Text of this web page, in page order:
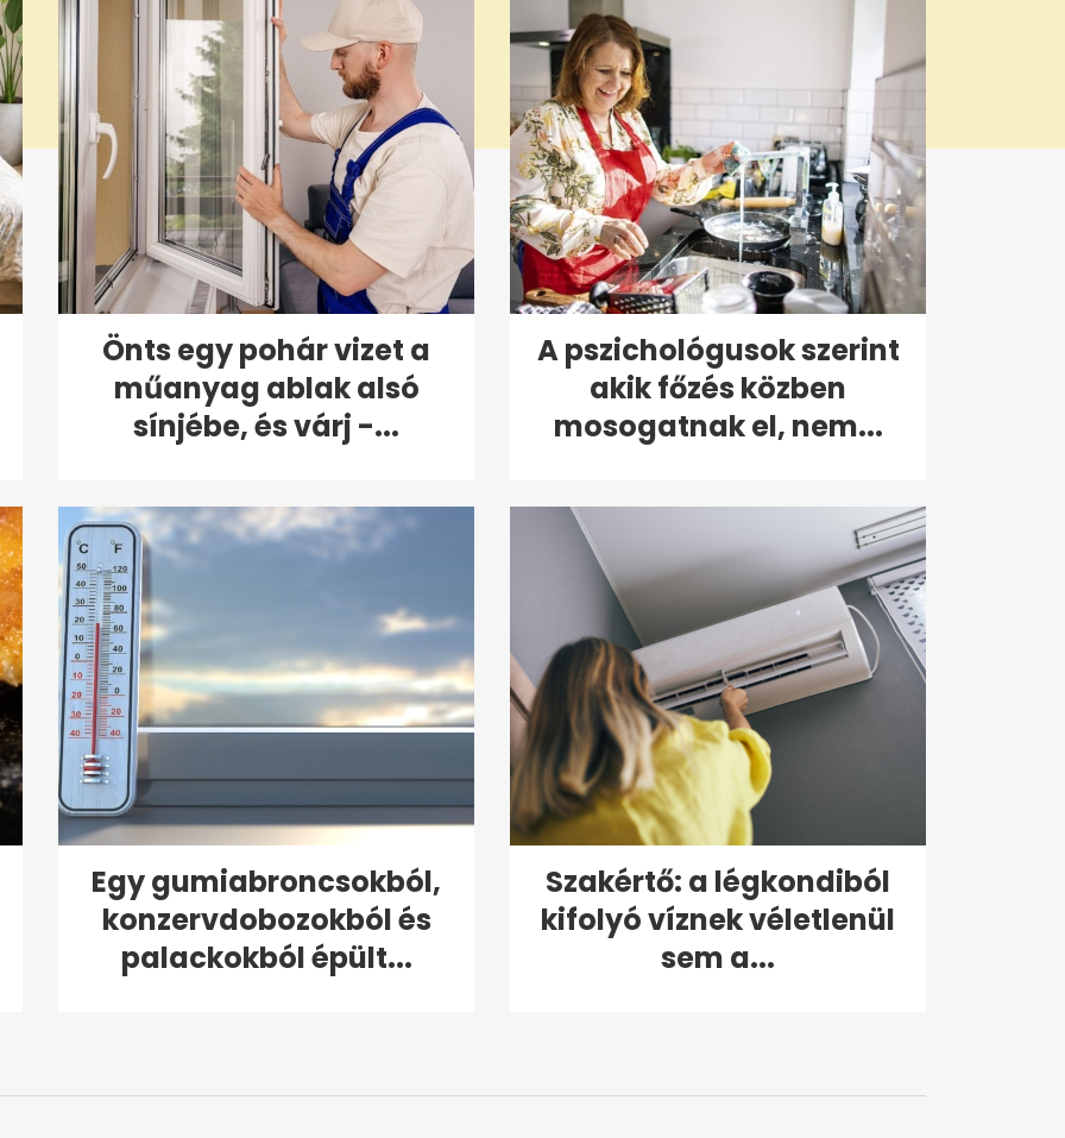
Önts egy pohár vizet a
műanyag ablak alsó
sínjébe, és várj -...
A pszichológusok szerint
akik főzés közben
mosogatnak el, nem...
Egy gumiabroncsokból,
konzervdobozokból és
palackokból épült...
Szakértő: a légkondiból
kifolyó víznek véletlenül
sem a...